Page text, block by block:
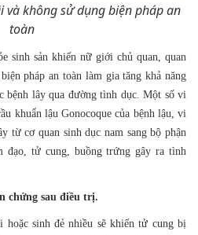
và không sử dụng biện pháp an
toàn
sinh sản khiến nữ giới chủ quan, quan
pháp an toàn làm gia tăng khả năng
bệnh lây qua đường tình dục. Một số vi
khuẩn lậu Gonocoque của bệnh lậu, vi
từ cơ quan sinh dục nam sang bộ phận
đạo, tử cung, buồng trứng gây ra tình
chứng sau điều trị.
sinh đẻ nhiều sẽ khiến tử cung bị